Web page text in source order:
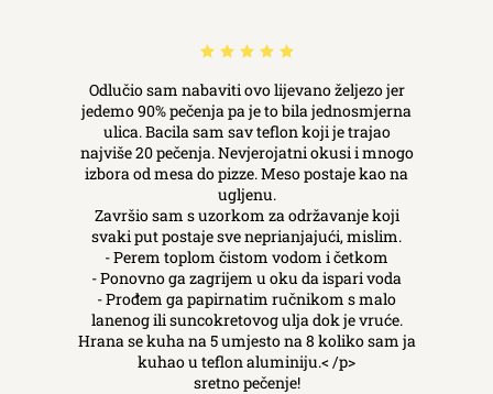
Odlučio sam nabaviti ovo lijevano željezo jer
jedemo 90% pečenja pa je to bila jednosmjerna
ulica. Bacila sam sav teflon koji je trajao
najviše 20 pečenja. Nevjerojatni okusi i mnogo
izbora od mesa do pizze. Meso postaje kao na
ugljenu.
Završio sam s uzorkom za održavanje koji
svaki put postaje sve neprianjajući, mislim.
- Perem toplom čistom vodom i četkom
- Ponovno ga zagrijem u oku da ispari voda
- Prođem ga papirnatim ručnikom s malo
lanenog ili suncokretovog ulja dok je vruće.
Hrana se kuha na 5 umjesto na 8 koliko sam ja
kuhao u teflon aluminiju.< /p>
sretno pečenje!